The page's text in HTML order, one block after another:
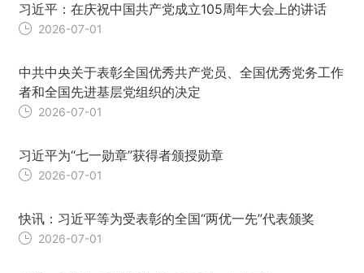
习近平：在庆祝中国共产党成立105周年大会上的讲话
2026-07-01
中共中央关于表彰全国优秀共产党员、全国优秀党务工作
者和全国先进基层党组织的决定
2026-07-01
习近平为“七一勋章”获得者颁授勋章
2026-07-01
快讯：习近平等为受表彰的全国“两优一先”代表颁奖
2026-07-01